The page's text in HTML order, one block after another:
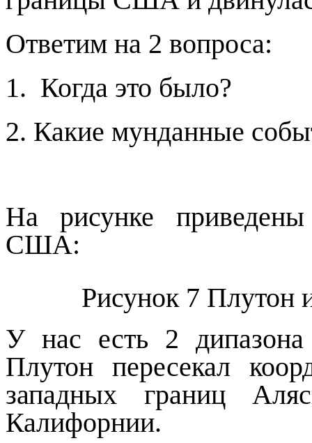
Ответим на 2 вопроса:
1. Когда это было?
2. Какие мунданные
На рисунке
США:
Рисунок 7 Плутон
У нас есть 2
Плутон пересекал
западных границ
Калифорнии.